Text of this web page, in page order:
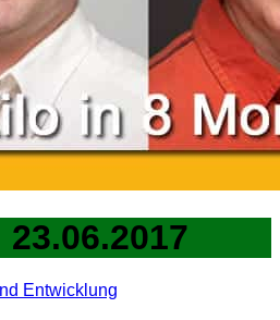
23.06.2017